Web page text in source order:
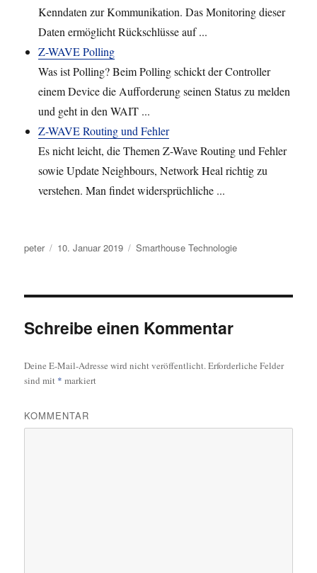
Kenndaten zur Kommunikation. Das Monitoring dieser
Daten ermöglicht Rückschlüsse auf ...
Z-WAVE Polling
Was ist Polling? Beim Polling schickt der Controller
einem Device die Aufforderung seinen Status zu melden
und geht in den WAIT ...
Z-WAVE Routing und Fehler
Es nicht leicht, die Themen Z-Wave Routing und Fehler
sowie Update Neighbours, Network Heal richtig zu
verstehen. Man findet widersprüchliche ...
Autor
peter
Veröffentlicht
10. Januar 2019 Kategorien
Smarthouse Technologie
Schreibe einen Kommentar
Deine E-Mail-Adresse wird nicht veröffentlicht.Erforderliche Felder
sind mit * markiert
KOMMENTAR